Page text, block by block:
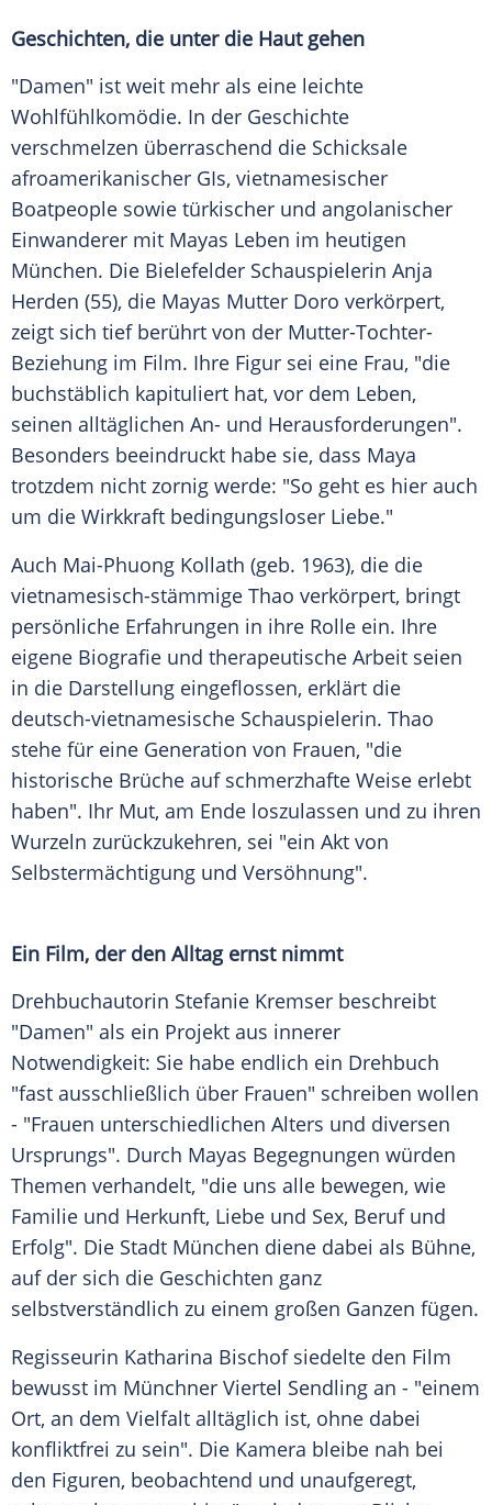
Geschichten, die unter die Haut gehen
"Damen" ist weit mehr als eine leichte
Wohlfühlkomödie. In der Geschichte
verschmelzen überraschend die Schicksale
afroamerikanischer GIs, vietnamesischer
Boatpeople sowie türkischer und angolanischer
Einwanderer mit Mayas Leben im heutigen
München. Die Bielefelder Schauspielerin Anja
Herden (55), die Mayas Mutter Doro verkörpert,
zeigt sich tief berührt von der Mutter-Tochter-
Beziehung im Film. Ihre Figur sei eine Frau, "die
buchstäblich kapituliert hat, vor dem Leben,
seinen alltäglichen An- und Herausforderungen".
Besonders beeindruckt habe sie, dass Maya
trotzdem nicht zornig werde: "So geht es hier auch
um die Wirkkraft bedingungsloser Liebe."
Auch Mai-Phuong Kollath (geb. 1963), die die
vietnamesisch-stämmige Thao verkörpert, bringt
persönliche Erfahrungen in ihre Rolle ein. Ihre
eigene Biografie und therapeutische Arbeit seien
in die Darstellung eingeflossen, erklärt die
deutsch-vietnamesische Schauspielerin. Thao
stehe für eine Generation von Frauen, "die
historische Brüche auf schmerzhafte Weise erlebt
haben". Ihr Mut, am Ende loszulassen und zu ihren
Wurzeln zurückzukehren, sei "ein Akt von
Selbstermächtigung und Versöhnung".
Ein Film, der den Alltag ernst nimmt
Drehbuchautorin Stefanie Kremser beschreibt
"Damen" als ein Projekt aus innerer
Notwendigkeit: Sie habe endlich ein Drehbuch
"fast ausschließlich über Frauen" schreiben wollen
- "Frauen unterschiedlichen Alters und diversen
Ursprungs". Durch Mayas Begegnungen würden
Themen verhandelt, "die uns alle bewegen, wie
Familie und Herkunft, Liebe und Sex, Beruf und
Erfolg". Die Stadt München diene dabei als Bühne,
auf der sich die Geschichten ganz
selbstverständlich zu einem großen Ganzen fügen.
Regisseurin Katharina Bischof siedelte den Film
bewusst im Münchner Viertel Sendling an - "einem
Ort, an dem Vielfalt alltäglich ist, ohne dabei
konfliktfrei zu sein". Die Kamera bleibe nah bei
den Figuren, beobachtend und unaufgeregt,